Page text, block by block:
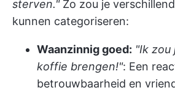
sterven."Zo zou je
kunnen categoriseren:
Waanzinnig goed: "Ik
koffie brengen!": Een
betrouwbaarheid en